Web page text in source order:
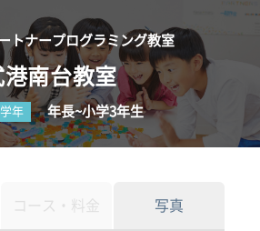
トナープログラミング教室
港南台教室
年 年長~小学3年生
コース・料金 写真